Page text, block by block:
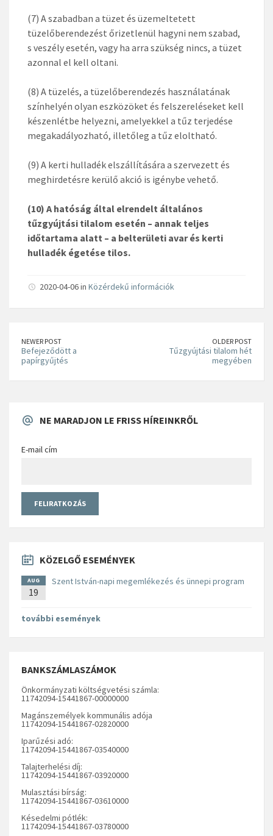
(7) A szabadban a tüzet és üzemeltetett
tüzelőberendezést őrizetlenül hagyni nem szabad,
s veszély esetén, vagy ha arra szükség nincs, a tüzet
azonnal el kell oltani.
(8) A tüzelés, a tüzelőberendezés használatának
színhelyén olyan eszközöket és felszereléseket kell
készenlétbe helyezni, amelyekkel a tűz terjedése
megakadályozható, illetőleg a tűz eloltható.
(9) A kerti hulladék elszállítására a szervezett és
meghirdetésre kerülő akció is igénybe vehető.
(10) A hatóság által elrendelt általános
tűzgyújtási tilalom esetén – annak teljes
időtartama alatt – a belterületi avar és kerti
hulladék égetése tilos.
2020-04-06 in Közérdekű információk
NEWER POST
Befejeződött a
papírgyűjtés
OLDER POST
Tűzgyújtási tilalom hét
megyében
NE MARADJON LE FRISS HÍREINKRŐL
E-mail cím
KÖZELGŐ ESEMÉNYEK
AUG
19
Szent István-napi megemlékezés és ünnepi program
további események
BANKSZÁMLASZÁMOK
Önkormányzati költségvetési számla:
11742094-15441867-00000000
Magánszemélyek kommunális adója
11742094-15441867-02820000
Iparűzési adó:
11742094-15441867-03540000
Talajterhelési díj:
11742094-15441867-03920000
Mulasztási bírság:
11742094-15441867-03610000
Késedelmi pótlék:
11742094-15441867-03780000